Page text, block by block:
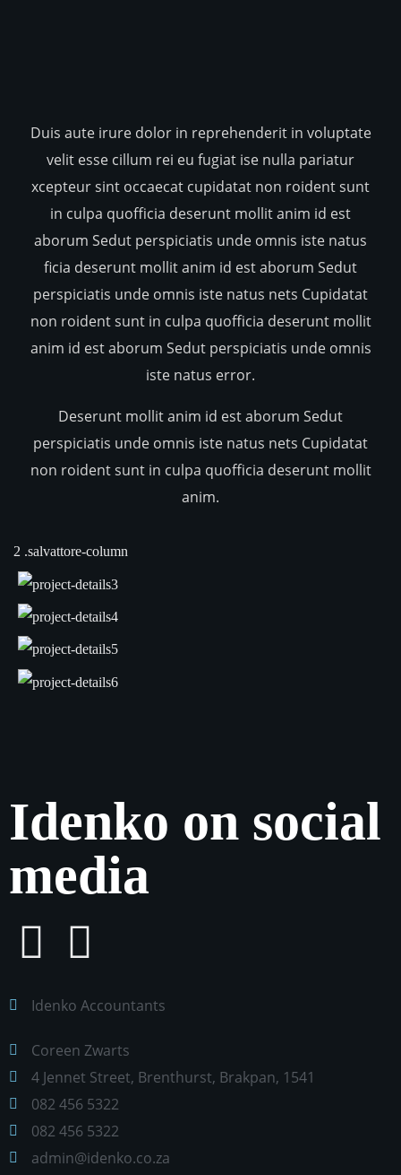
Duis aute irure dolor in reprehenderit in voluptate
velit esse cillum rei eu fugiat ise nulla pariatur
xcepteur sint occaecat cupidatat non roident sunt
in culpa quofficia deserunt mollit anim id est
aborum Sedut perspiciatis unde omnis iste natus
ficia deserunt mollit anim id est aborum Sedut
perspiciatis unde omnis iste natus nets Cupidatat
non roident sunt in culpa quofficia deserunt mollit
anim id est aborum Sedut perspiciatis unde omnis
iste natus error.
Deserunt mollit anim id est aborum Sedut
perspiciatis unde omnis iste natus nets Cupidatat
non roident sunt in culpa quofficia deserunt mollit
anim.
Idenko on social
media
Idenko Accountants
Coreen Zwarts
4 Jennet Street, Brenthurst, Brakpan, 1541
082 456 5322
082 456 5322
admin@idenko.co.za